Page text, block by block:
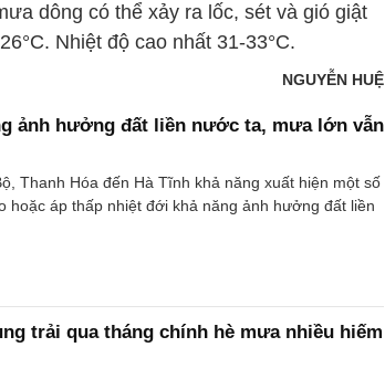
dông có thể xảy ra lốc, sét và gió giật
Nhiệt độ cao nhất 31-33°C.
NGUYỄN HUỆ
ảnh hưởng đất liền nước ta, mưa lớn vẫn
Thanh Hóa đến Hà Tĩnh khả năng xuất hiện một số
hoặc áp thấp nhiệt đới khả năng ảnh hưởng đất liền
trải qua tháng chính hè mưa nhiều hiếm